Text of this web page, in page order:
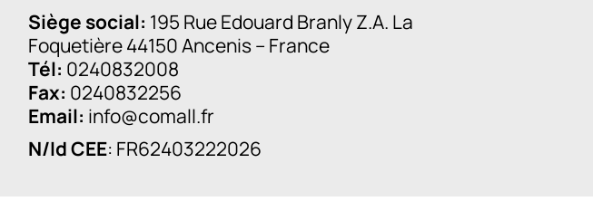
Siège social: 195 Rue Edouard Branly Z.A. La
Foquetière 44150 Ancenis – France
Tél: 0240832008
Fax: 0240832256
Email: info@comall.fr
N/Id CEE: FR62403222026